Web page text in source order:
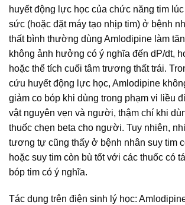
huyết động lực học của chức năng tim
sức (hoặc đặt máy tạo nhịp tim) ở bệnh
thất bình thường dùng Amlodipine làm
không ảnh hưởng có ý nghĩa đến dP/dt,
hoặc thể tích cuối tâm trương thất trái.
cứu huyết động lực học, Amlodipine
giảm co bóp khi dùng trong phạm vi liều
vật nguyên vẹn và người, thậm chí khi
thuốc chẹn beta cho người. Tuy nhiên,
tương tự cũng thấy ở bệnh nhân suy tim
hoặc suy tim còn bù tốt với các thuốc có
bóp tim có ý nghĩa.
Tác dụng trên điện sinh lý học: